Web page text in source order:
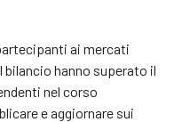
ai mercati
bilancio hanno superato il
nel corso
e aggiornare sui